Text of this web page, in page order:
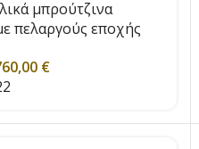
μπρούτζινα
πελαργούς εποχής
€